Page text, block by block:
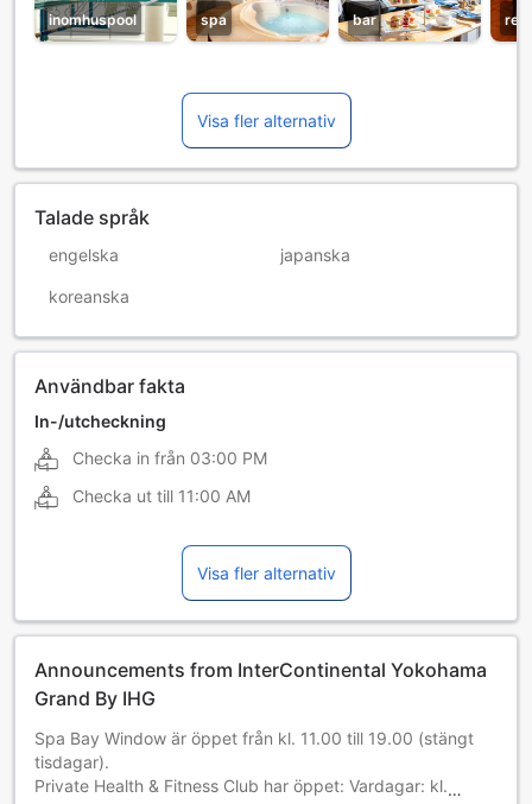
inomhuspool spa bar
Visa fler alternativ
Talade språk
engelska japanska
koreanska
Användbar fakta
In-/utcheckning
Checka in från 03:00 PM
Checka ut till 11:00 AM
Visa fler alternativ
Announcements from InterContinental Yokohama
Grand By IHG
Spa Bay Window är öppet från kl. 11.00 till 19.00 (stängt
tisdagar).
Private Health & Fitness Club har öppet: Vardagar: kl.